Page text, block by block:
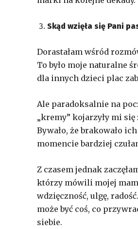
Skąd wzięła się Pani
Dorastałam wśród
To było moje naturalne
dla innych dzieci plac
Ale paradoksalnie na
„kremy” kojarzyły mi
Bywało, że brakowało
momencie bardziej
Z czasem jednak
którzy mówili mojej
wdzięczność, ulgę,
może być coś, co
siebie.